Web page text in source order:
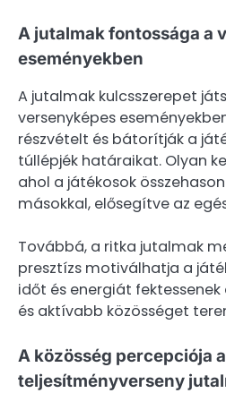
A jutalmak fontossága a
eseményekben
A jutalmak kulcsszerepet
versenyképes
részvételt és bátorítják a
túllépjék határaikat. Olyan
ahol a játékosok
másokkal, elősegítve az
Továbbá, a ritka jutalmak
presztízs motiválhatja a
időt és energiát
és aktívabb közösséget
A közösség percepciója a
teljesítményverseny